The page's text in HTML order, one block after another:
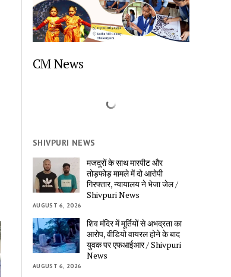
CM News
SHIVPURI NEWS
मजदूरों के साथ मारपीट और
तोड़फोड़ मामले में दो आरोपी
गिरफ्तार, न्यायालय ने भेजा जेल /
Shivpuri News
AUGUST 6, 2026
शिव मंदिर में मूर्तियों से अभद्रता का
आरोप, वीडियो वायरल होने के बाद
युवक पर एफआईआर / Shivpuri
News
AUGUST 6, 2026